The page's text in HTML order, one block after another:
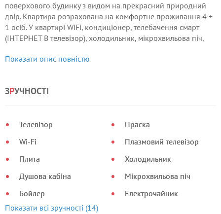
поверхового будинку з видом на прекрасний природний
двір. Квартира розрахована на комфортне проживання 4 +
1 осіб. У квартирі WiFi, кондиціонер, телебачення смарт
(ІНТЕРНЕТ В телевізор), холодильник, мікрохвильова піч,
приналежності, подушки, матрац і ковдри, м'які білі
великий стіл, стільці, теплий килимок під ноги.
Показати опис повністю
ЗРУЧНОСТІ
Телевізор
Wi-Fi
Плита
Душова кабіна
Бойлер
Праска
Плазмовий телевізор
Холодильник
Мікрохвильова піч
Електрочайник
Показати всі зручності (14)